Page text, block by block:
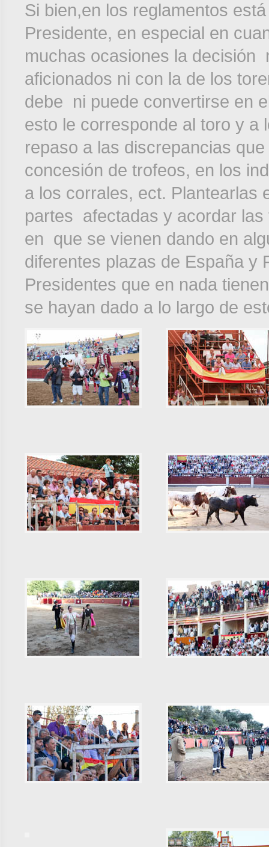
Si bien,en los reglamentos
Presidente, en especial en
muchas ocasiones la decisión
aficionados ni con la de los
debe ni puede convertirse en
esto le corresponde al toro y a
repaso a las discrepancias
concesión de trofeos, en los
a los corrales, ect. Plantearlas
partes afectadas y acordar
en que se vienen dando en
diferentes plazas de España y
Presidentes que en nada
se hayan dado a lo largo de